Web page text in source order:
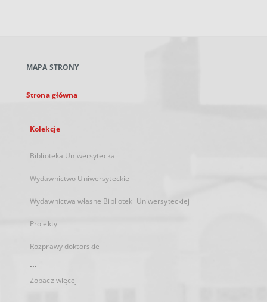
karcie
MAPA STRONY
Strona główna
Kolekcje
Biblioteka Uniwersytecka
Wydawnictwo Uniwersyteckie
Wydawnictwa własne Biblioteki Uniwersyteckiej
Projekty
Rozprawy doktorskie
...
Zobacz więcej